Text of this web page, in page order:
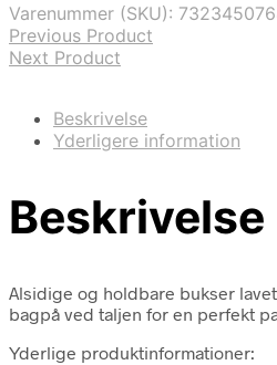
1.299,00 kr..888,00
Varenummer (SKU):
Previous Product
Next Product
Beskrivelse
Yderligere information
Beskrivelse
Alsidige og holdbare bukser
bagpå ved taljen for en perfekt
Yderlige produktinformationer: